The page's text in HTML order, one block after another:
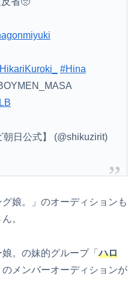
#Hina
日公式】 (@shikuzirit)
娘。」のオーディションも
。
。の妹的グループ「ハロ
のメンバーオーディションが